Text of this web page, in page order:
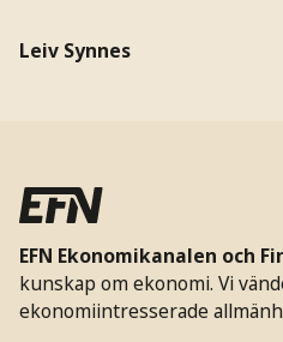
Leiv Synnes
EFN Ekonomikanalen och
kunskap om ekonomi. Vi
ekonomiintresserade